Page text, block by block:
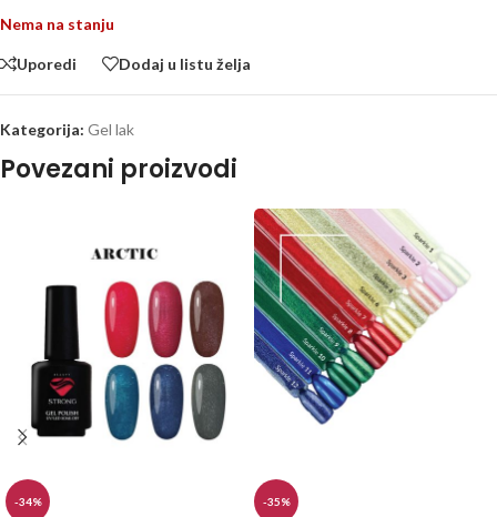
Nema na stanju
Uporedi Dodaj u listu želja
Kategorija: Gel lak
Povezani proizvodi
-34% -35%